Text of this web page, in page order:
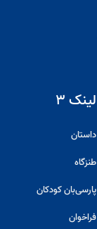
لینک ۳
داستان
طنزگاه
پارسی‌بان کودکان
فراخوان